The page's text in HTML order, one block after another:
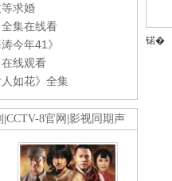
等求婚
全集在线看
今年41》
在线观看
人如花》全集
CCTV-8官网 影视同期声
锘�